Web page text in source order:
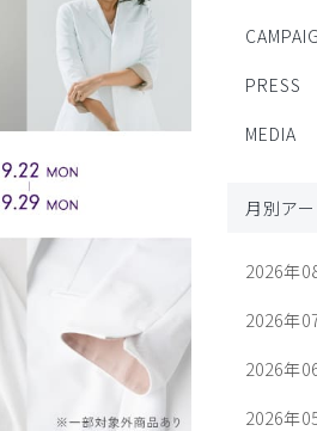
PRESS
MEDIA
月別ア
2026年
2026年
2026年
2026年